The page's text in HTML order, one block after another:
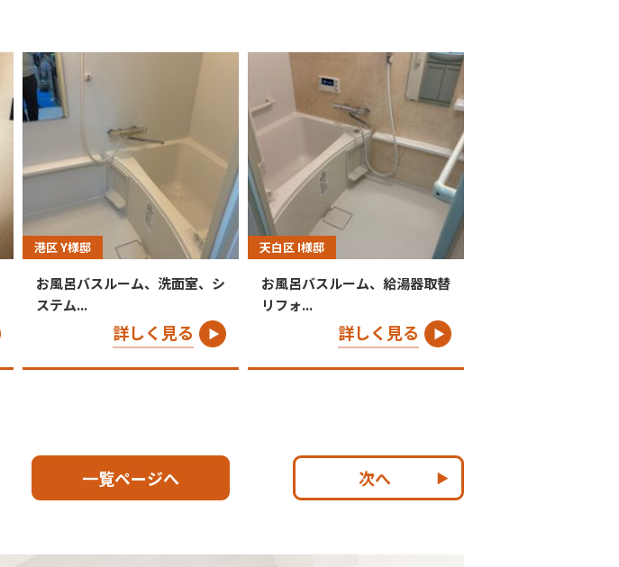
港区 Y様邸
お風呂バスルーム、洗面室、シ
ステム...
詳しく見る
天白区 I様邸
お風呂バスルーム、給湯器取替
リフォ...
詳しく見る
一覧ページへ 次へ